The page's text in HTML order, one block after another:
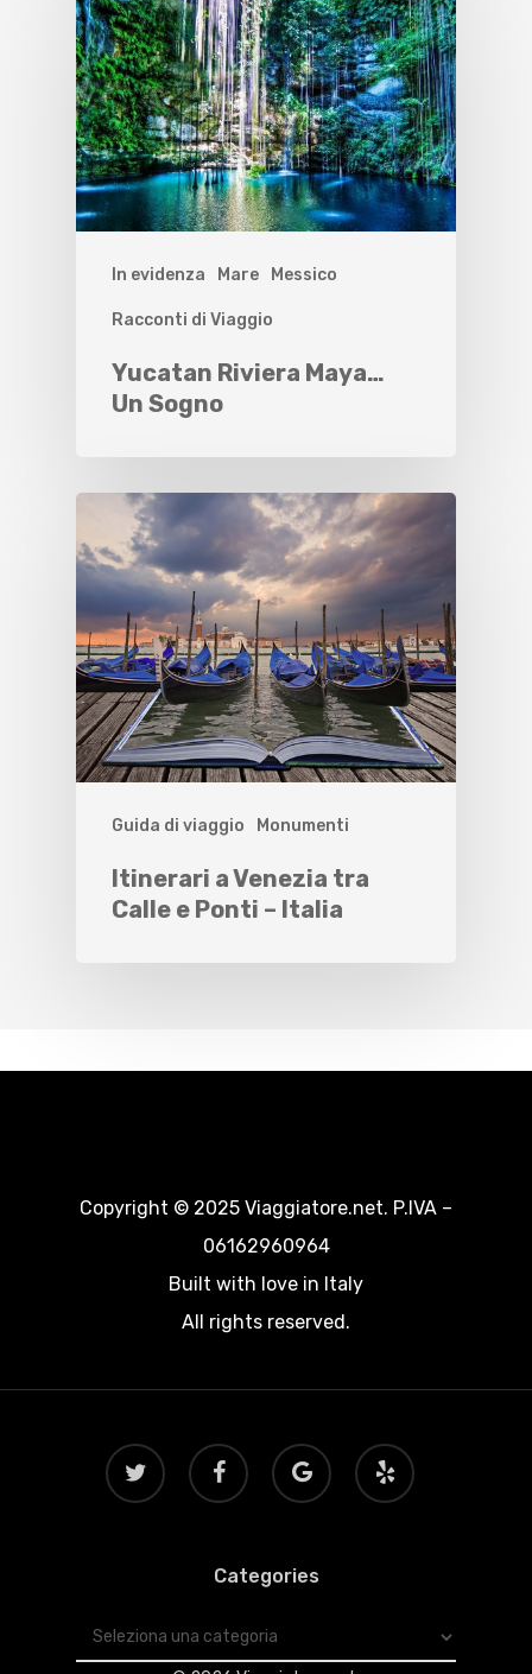
In evidenza Mare Messico
Racconti di Viaggio
Yucatan Riviera Maya…
Un Sogno
Guida di viaggio Monumenti
Itinerari a Venezia tra
Calle e Ponti – Italia
Copyright © 2025 Viaggiatore.net. P.IVA –
06162960964
Built with love in Italy
All rights reserved.
twitter facebook
google-
plus
yelp
Categories
Categories